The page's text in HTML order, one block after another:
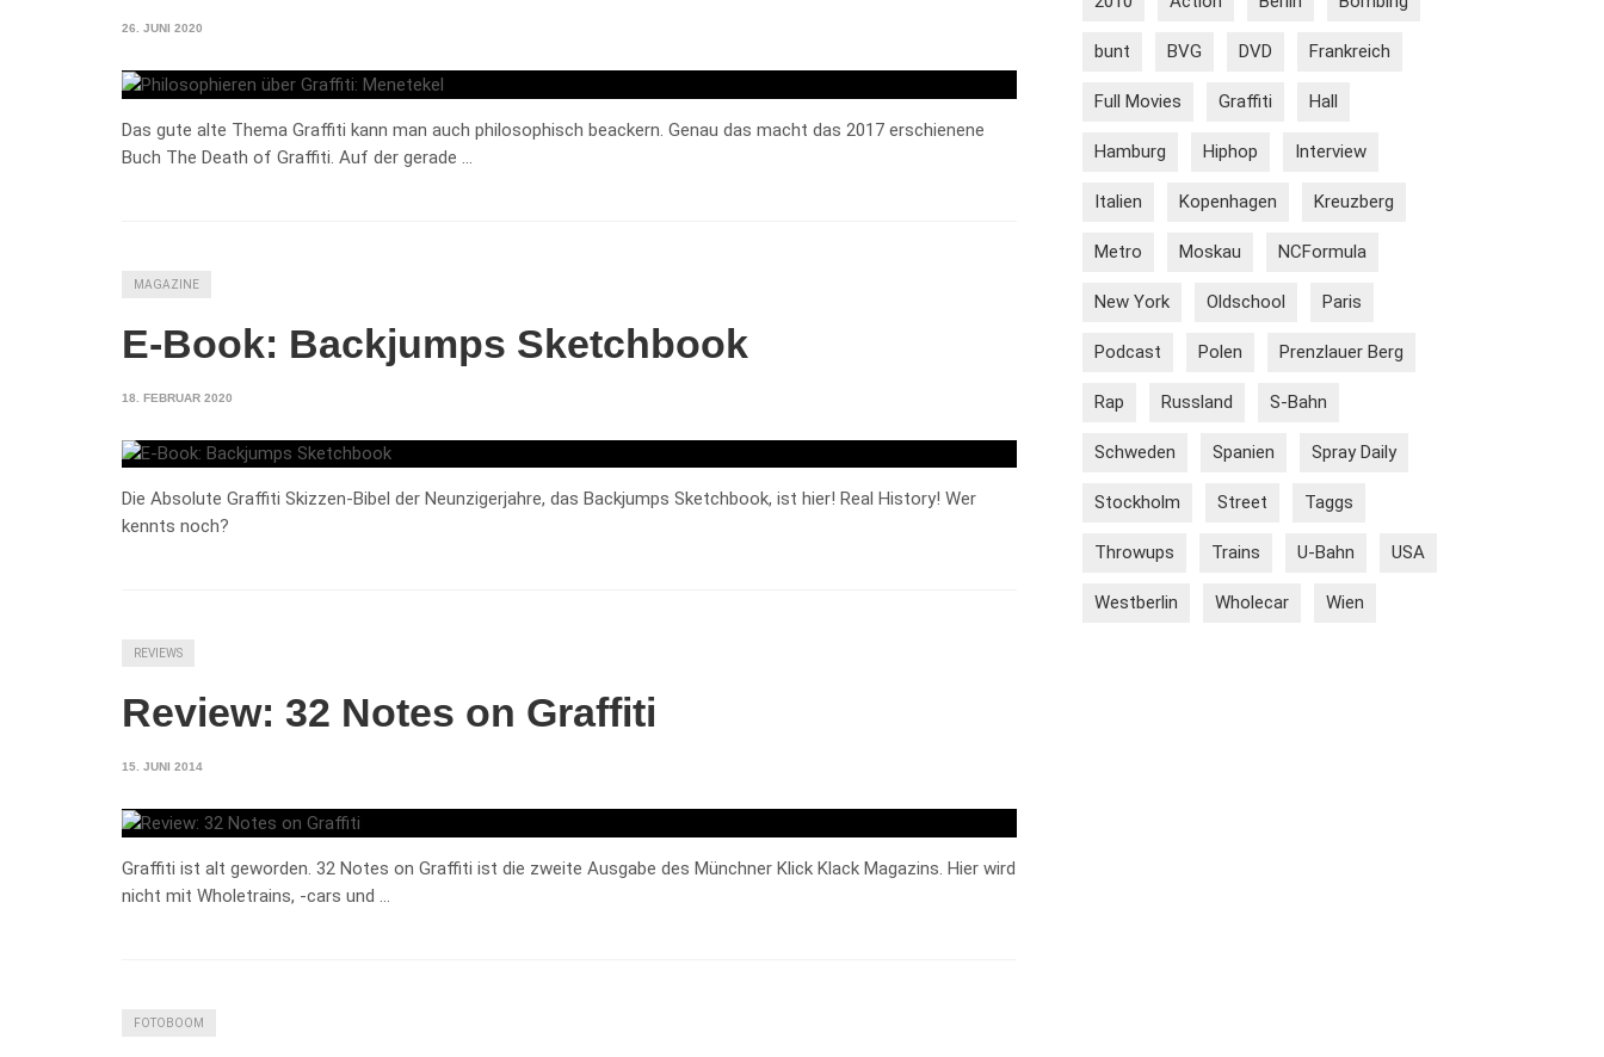
26. JUNI 2020
Das gute alte Thema Graffiti kann man auch philosophisch beackern. Genau das macht das 2017 erschienene
Buch The Death of Graffiti. Auf der gerade …
MAGAZINE
E-Book: Backjumps Sketchbook
18. FEBRUAR 2020
Die Absolute Graffiti Skizzen-Bibel der Neunzigerjahre, das Backjumps Sketchbook, ist hier! Real History! Wer
kennts noch?
REVIEWS
Review: 32 Notes on Graffiti
15. JUNI 2014
Graffiti ist alt geworden. 32 Notes on Graffiti ist die zweite Ausgabe des Münchner Klick Klack Magazins. Hier wird
nicht mit Wholetrains, -cars und …
FOTOBOOM
bunt BVG DVD Frankreich
Full Movies Graffiti Hall
Hamburg Hiphop Interview
Italien Kopenhagen Kreuzberg
Metro Moskau NCFormula
New York Oldschool Paris
Podcast Polen Prenzlauer Berg
Rap Russland S-Bahn
Schweden Spanien Spray Daily
Stockholm Street Taggs
Throwups Trains U-Bahn USA
Westberlin Wholecar Wien